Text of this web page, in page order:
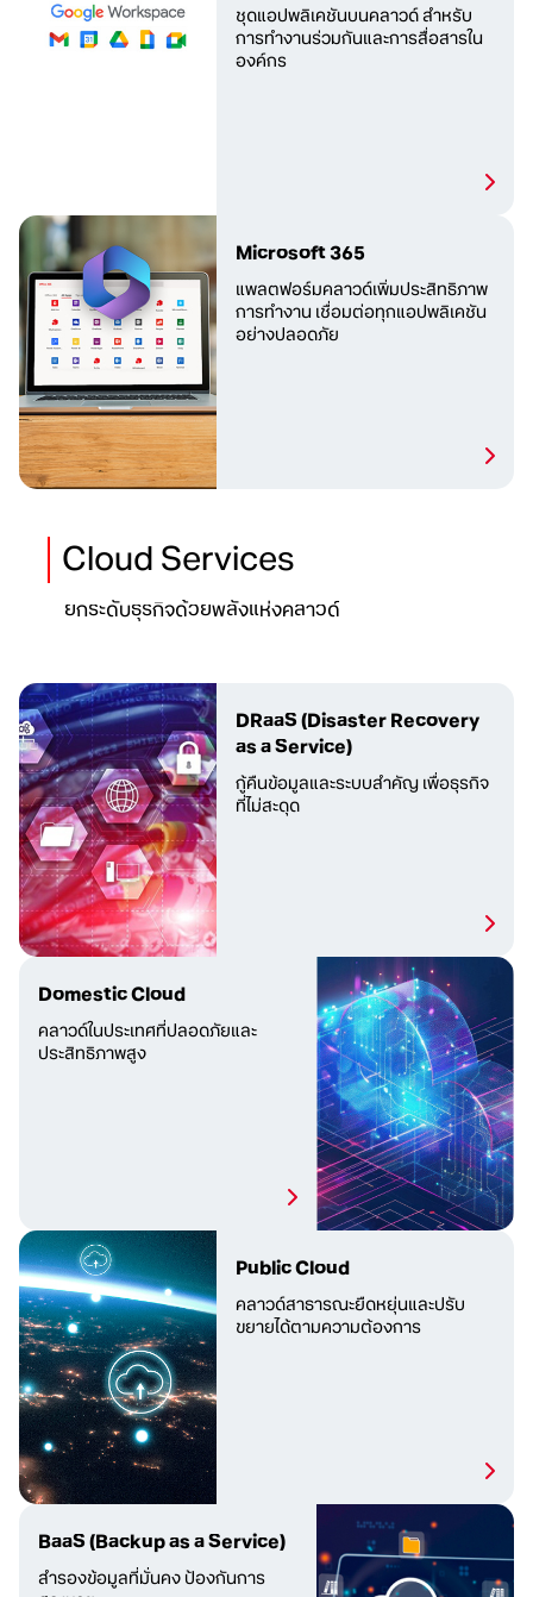
ชุดแอปพลิเคชันบนคลาวด์ สำหรับ
การทำงานร่วมกันและการสื่อสารใน
องค์กร
Microsoft 365
แพลตฟอร์มคลาวด์เพิ่มประสิทธิภาพ
การทำงาน เชื่อมต่อทุกแอปพลิเคชัน
อย่างปลอดภัย
Cloud Services
ยกระดับธุรกิจด้วยพลังแห่งคลาวด์
DRaaS(Disaster Recovery
as a Service)
กู้คืนข้อมูลและระบบสำคัญเพื่อธุรกิจ
ที่ไม่สะดุด
Domestic Cloud
คลาวด์ในประเทศที่ปลอดภัยและ
ประสิทธิภาพสูง
Public Cloud
คลาวด์สาธารณะยืดหยุ่นและปรับ
ขยายได้ตามความต้องการ
BaaS(Backup as a Service)
สำรองข้อมูลที่มั่นคง ป้องกันการ